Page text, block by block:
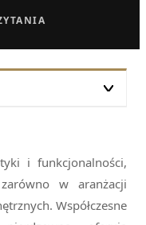
i funkcjonalności,
w aranżacji
Współczesne